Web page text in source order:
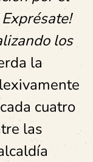
los
la
cuatro
las